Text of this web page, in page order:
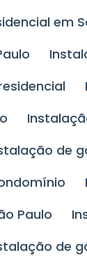
em
de
Paulo
de